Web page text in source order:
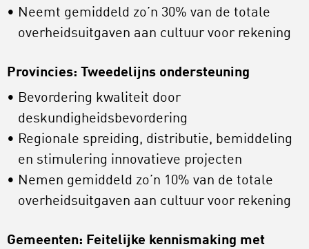
Neemt gemiddeld zo’n 30% van de totale
overheidsuitgaven aan cultuur voor rekening
Provincies: Tweedelijns ondersteuning
Bevordering kwaliteit door
deskundigheidsbevordering
Regionale spreiding, distributie, bemiddeling
en stimulering innovatieve projecten
Nemen gemiddeld zo’n 10% van de totale
overheidsuitgaven aan cultuur voor rekening
Gemeenten: Feitelijke kennismaking met